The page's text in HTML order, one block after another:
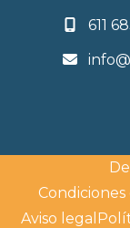
611
Aviso legal